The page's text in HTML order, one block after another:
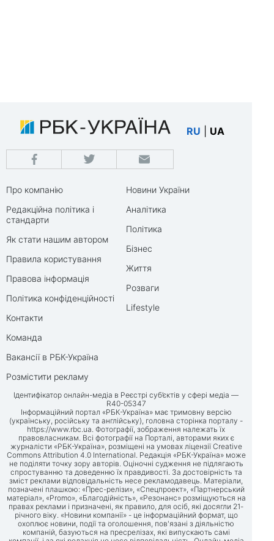
RU UA
Про компанію
Редакційна політика і
стандарти
Як стати нашим автором
Правила користування
Правова інформація
Політика конфіденційності
Контакти
Команда
Вакансії в РБК-Україна
Розмістити рекламу
Новини України
Аналітика
Політика
Бізнес
Життя
Розваги
Lifestyle
Ідентифікатор онлайн-медіа в Реєстрі суб’єктів у сфері медіа —
R40-05347
Інформаційний портал «РБК-Україна» має тримовну версію
(українську, російську та англійську), головна сторінка порталу -
https://www.rbc.ua. Фотографії, зображення належать їх
правовласникам. Всі фотографії на Порталі, авторами яких є
журналісти «РБК-Україна», розміщені на умовах ліцензії Creative
Commons Attribution 4.0 International. Редакція «РБК-Україна» може
не поділяти точку зору авторів. Оціночні судження не підлягають
спростуванню та доведенню їх правдивості. За достовірність та
зміст реклами відповідальність несе рекламодавець. Матеріали,
позначені плашкою: «Прес-релізи», «Спецпроект», «Партнерський
матеріал», «Promo», «Благодійність», «Резонанс» розміщуються на
правах реклами і призначені, як правило, для осіб, які досягли 21-
річного віку. «Новини компанії» - це інформаційний формат, що
охоплює новини, події та оголошення, пов'язані з діяльністю
компаній, базуються на пресрелізах, які випускають самі